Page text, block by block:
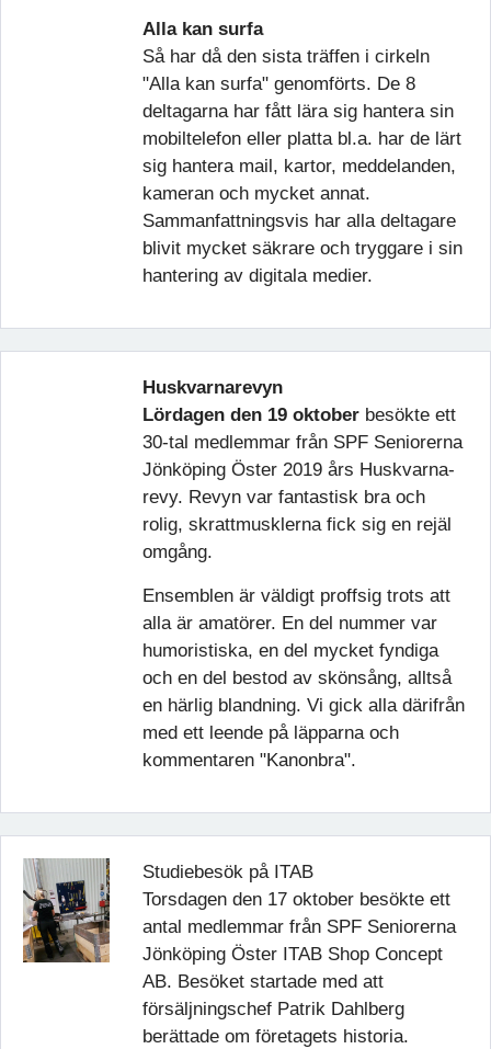
Alla kan surfa
Så har då den sista träffen i cirkeln
"Alla kan surfa" genomförts. De 8
deltagarna har fått lära sig hantera sin
mobiltelefon eller platta bl.a. har de lärt
sig hantera mail, kartor, meddelanden,
kameran och mycket annat.
Sammanfattningsvis har alla deltagare
blivit mycket säkrare och tryggare i sin
hantering av digitala medier.
Huskvarnarevyn
Lördagen den 19 oktober besökte ett
30-tal medlemmar från SPF Seniorerna
Jönköping Öster 2019 års Huskvarna-
revy. Revyn var fantastisk bra och
rolig, skrattmusklerna fick sig en rejäl
omgång.
Ensemblen är väldigt proffsig trots att
alla är amatörer. En del nummer var
humoristiska, en del mycket fyndiga
och en del bestod av skönsång, alltså
en härlig blandning. Vi gick alla därifrån
med ett leende på läpparna och
kommentaren "Kanonbra".
Studiebesök på ITAB
Torsdagen den 17 oktober besökte ett
antal medlemmar från SPF Seniorerna
Jönköping Öster ITAB Shop Concept
AB. Besöket startade med att
försäljningschef Patrik Dahlberg
berättade om företagets historia.